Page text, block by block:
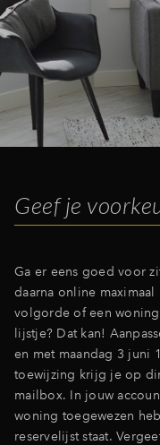
Geef je
Ga er eens goed voor
daarna online
volgorde of een
lijstje? Dat kan!
en met maandag 3 juni
toewijzing krijg je op
mailbox. In jouw
woning toegewezen
reservelijst staat.